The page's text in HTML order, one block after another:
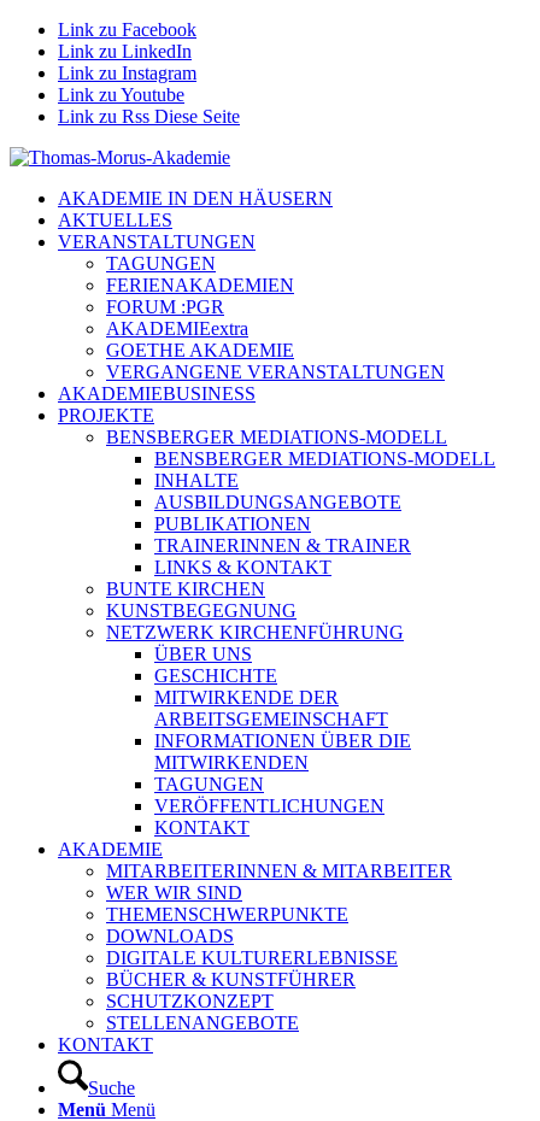
Link zu Facebook
Link zu LinkedIn
Link zu Instagram
Link zu Youtube
Link zu Rss Diese Seite
AKADEMIE IN DEN HÄUSERN
AKTUELLES
VERANSTALTUNGEN
TAGUNGEN
FERIENAKADEMIEN
FORUM :PGR
AKADEMIEextra
GOETHE AKADEMIE
VERGANGENE VERANSTALTUNGEN
AKADEMIEBUSINESS
PROJEKTE
BENSBERGER MEDIATIONS-MODELL
BENSBERGER MEDIATIONS-MODELL
INHALTE
AUSBILDUNGSANGEBOTE
PUBLIKATIONEN
TRAINERINNEN & TRAINER
LINKS & KONTAKT
BUNTE KIRCHEN
KUNSTBEGEGNUNG
NETZWERK KIRCHENFÜHRUNG
ÜBER UNS
GESCHICHTE
MITWIRKENDE DER
ARBEITSGEMEINSCHAFT
INFORMATIONEN ÜBER DIE
MITWIRKENDEN
TAGUNGEN
VERÖFFENTLICHUNGEN
KONTAKT
AKADEMIE
MITARBEITERINNEN & MITARBEITER
WER WIR SIND
THEMENSCHWERPUNKTE
DOWNLOADS
DIGITALE KULTURERLEBNISSE
BÜCHER & KUNSTFÜHRER
SCHUTZKONZEPT
STELLENANGEBOTE
KONTAKT
Suche
Menü Menü